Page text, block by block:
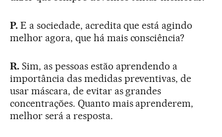
P.E a sociedade, acredita que está agindo
melhor agora, que há mais consciência?
R.Sim, as pessoas estão aprendendo a
importância das medidas preventivas, de
usar máscara, de evitar as grandes
concentrações. Quanto mais aprenderem,
melhor será a resposta.